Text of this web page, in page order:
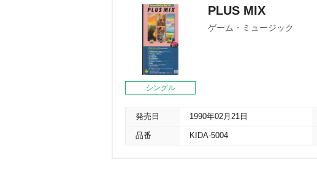
シングル
PLUS MIX
ゲーム・ミュージック
発売日 1990年02月21日
品番 KIDA-5004